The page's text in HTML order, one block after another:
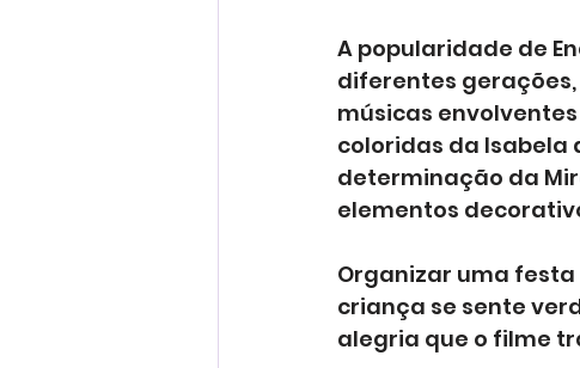
A popularidade de
diferentes
músicas
coloridas da Isabela
determinação da
elementos
Organizar uma
criança se sente
alegria que o filme